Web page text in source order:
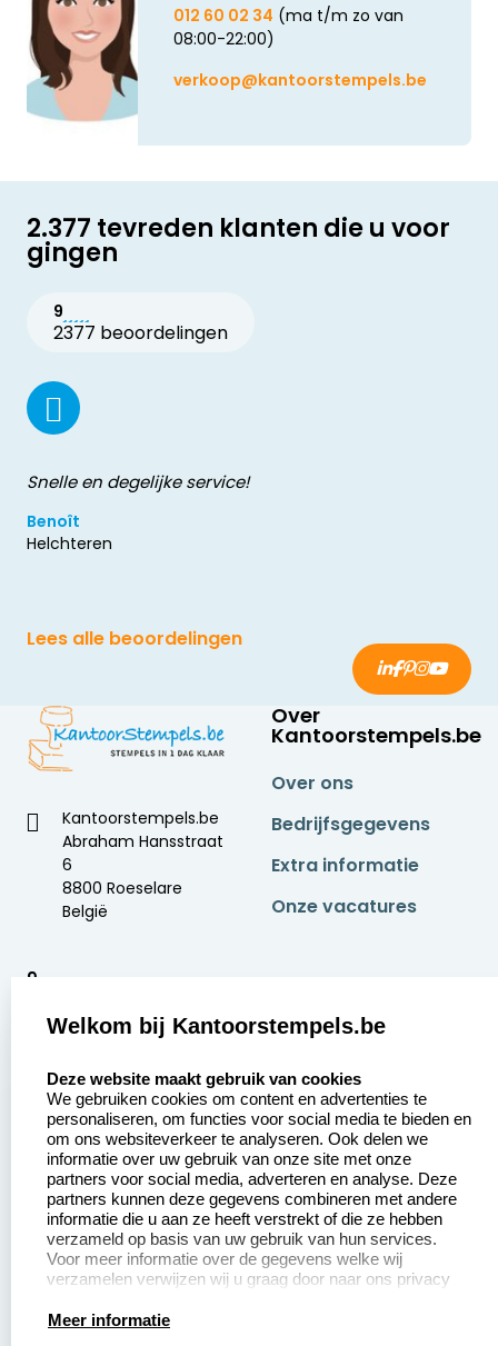
012 60 02 34 (ma t/m zo van
08:00-22:00)
verkoop@kantoorstempels.be
2.377 tevreden klanten die u voor
gingen
9
2377 beoordelingen
Snelle en degelijke service!
Benoît
Helchteren
Lees alle beoordelingen
Kantoorstempels.be
Abraham Hansstraat
6
8800 Roeselare
België
9
Over
Kantoorstempels.be
Over ons
Bedrijfsgegevens
Extra informatie
Onze vacatures
Aanvraag op maat
Betaling &
Verzending
Wederverkoper
worden
Contact opnemen
Veel gestelde vragen
Retourneren
Herroepingsrecht
Productinformatie:
Welkom bij Kantoorstempels.be
Deze website maakt gebruik van cookies
We gebruiken cookies om content en advertenties te
personaliseren, om functies voor social media te bieden en
om ons websiteverkeer te analyseren. Ook delen we
informatie over uw gebruik van onze site met onze
partners voor social media, adverteren en analyse. Deze
partners kunnen deze gegevens combineren met andere
informatie die u aan ze heeft verstrekt of die ze hebben
verzameld op basis van uw gebruik van hun services.
Voor meer informatie over de gegevens welke wij
verzamelen verwijzen wij u graag door naar ons privacy
Meer informatie